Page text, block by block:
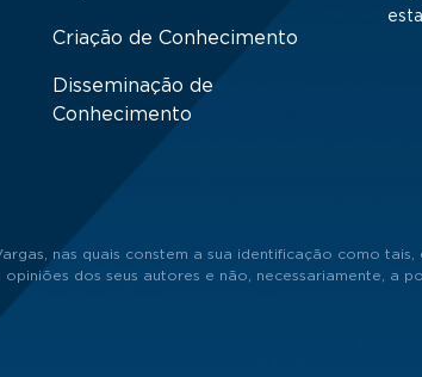
Criação de Conhecimento
Disseminação de
Conhecimento
nas quais constem a sua identificação como
dos seus autores e não, necessariamente, a